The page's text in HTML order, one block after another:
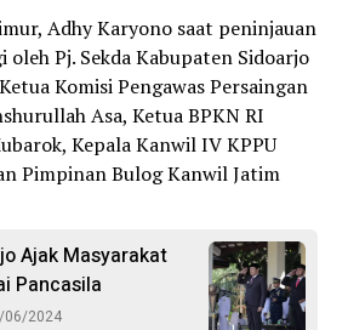
Adhy Karyono saat peninjauan
Pj. Sekda Kabupaten Sidoarjo
Komisi Pengawas Persaingan
Asa, Ketua BPKN RI
Kepala Kanwil IV KPPU
Pimpinan Bulog Kanwil Jatim
Ajak Masyarakat
Pancasila
06/2024